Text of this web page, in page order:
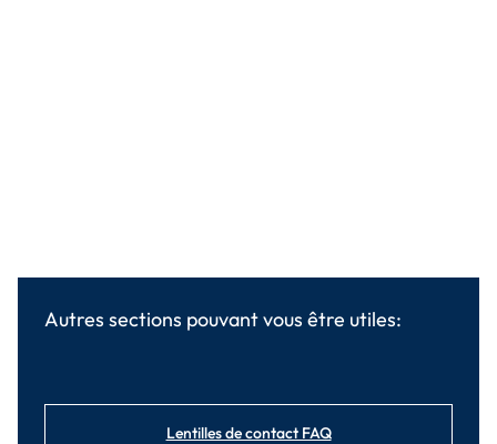
Autres sections pouvant vous être utiles:
Lentilles de contact FAQ